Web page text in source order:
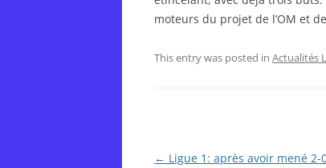
moteurs du projet de l’OM et
This entry was posted in Actualités
Post
← Ligue 1: après avoir mené 2-